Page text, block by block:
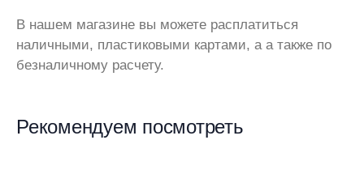
В нашем магазине вы можете расплатиться
наличными, пластиковыми картами, а а также по
безналичному расчету.
Рекомендуем посмотреть